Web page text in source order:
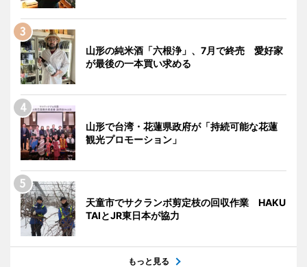
山形の純米酒「六根浄」、7月で終売 愛好家
が最後の一本買い求める
山形で台湾・花蓮県政府が「持続可能な花蓮
観光プロモーション」
天童市でサクランボ剪定枝の回収作業 HAKU
TAIとJR東日本が協力
もっと見る